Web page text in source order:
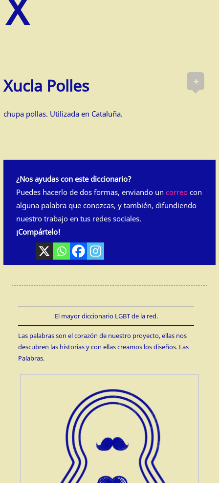
+
Xucla Polles
chupa pollas. Utilizada en Cataluña.
¿Nos ayudas con este diccionario?
Puedes hacerlo de dos formas, enviando un correocon
alguna palabra que conozcas, y también, difundiendo
nuestro trabajo en tus redes sociales.
¡Compártelo!
El mayor diccionario LGBT de la red.
Las palabras son el corazón de nuestro proyecto, ellas nos
descubren las historias y con ellas creamos los diseños. Las
Palabras.